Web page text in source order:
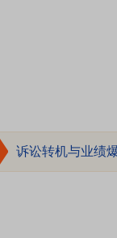
诉讼转机与业绩